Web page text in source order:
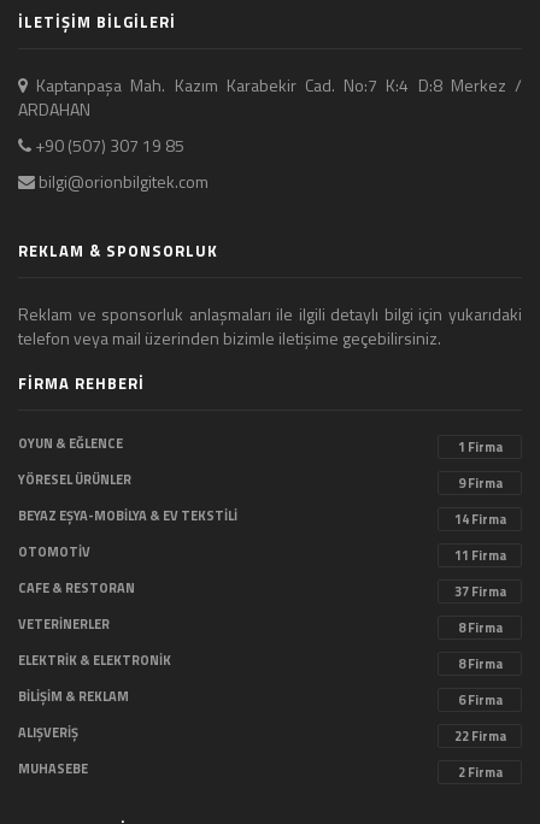
İLETİŞİM BİLGİLERİ
Kaptanpaşa Mah. Kazım Karabekir Cad. No:7 K:4 D:8 Merkez /
ARDAHAN
+90 (507) 307 19 85
bilgi@orionbilgitek.com
REKLAM & SPONSORLUK
Reklam ve sponsorluk anlaşmaları ile ilgili detaylı bilgi için yukarıdaki
telefon veya mail üzerinden bizimle iletişime geçebilirsiniz.
FİRMA REHBERİ
OYUN & EĞLENCE
1 Firma
YÖRESEL ÜRÜNLER
9 Firma
BEYAZ EŞYA-MOBİLYA & EV TEKSTİLİ
14 Firma
OTOMOTİV
11 Firma
CAFE & RESTORAN
37 Firma
VETERİNERLER
8 Firma
ELEKTRİK & ELEKTRONİK
8 Firma
BİLİŞİM & REKLAM
6 Firma
ALIŞVERİŞ
22 Firma
MUHASEBE
2 Firma